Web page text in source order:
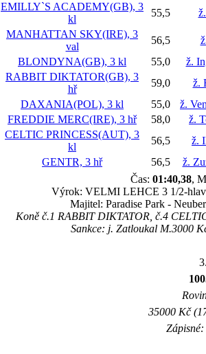
EMILLY`S ACADEMY(GB), 3
kl
55,5
MANHATTAN SKY(IRE), 3
val
56,5
BLONDYNA(GB), 3 kl 55,0
ž.
RABBIT DIKTATOR(GB), 3
hř
59,0
ž.
DAXANIA(POL), 3 kl 55,0
ž.
FREDDIE MERC(IRE), 3 hř 58,0
ž.
CELTIC PRINCESS(AUT), 3
kl
56,5
ž.
GENTR, 3 hř 56,5
ž.
Čas: 01:40,38,
Výrok: VELMI LEHCE 3 1/2-
Majitel: Paradise Park -
Koně č.1 RABBIT DIKTATOR, č.4
Sankce: j. Zatloukal M.3000
35000 Kč